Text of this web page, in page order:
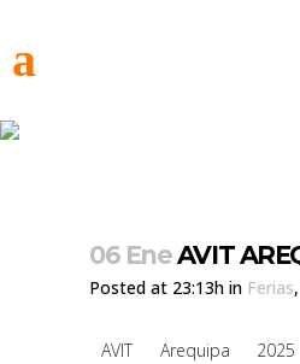
06 EneAVIT
Posted at 23:13h in Ferias,
AVIT Arequipa